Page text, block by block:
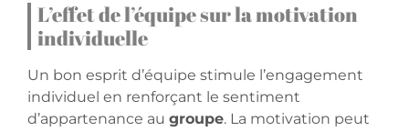
L’effet de l’équipe sur la motivation
individuelle
Un bon esprit d’équipe stimule l’engagement
individuel en renforçant le sentiment
d’appartenance au groupe. La motivation peut